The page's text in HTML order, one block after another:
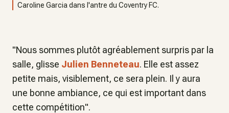
Caroline Garcia dans l'antre du Coventry FC.
"Nous sommes plutôt agréablement surpris par la
salle, glisse Julien Benneteau. Elle est assez
petite mais, visiblement, ce sera plein. Il y aura
une bonne ambiance, ce qui est important dans
cette compétition".